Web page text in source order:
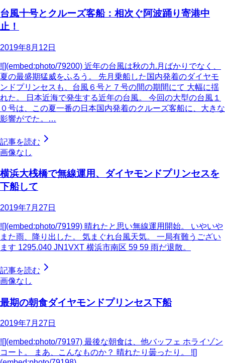
台風十号とクルーズ客船：相次ぐ阿波踊り寄港中
止！
2019年8月12日
![](embed:photo/79200) 近年の台風は秋の九月ばかりでなく、
夏の最盛期猛威をふるう。 先月乗船した国内発着のダイヤモ
ンドプリンセスも、台風６号と７号の間の期間にて 大幅に揺
れた。 日本近海で発生する近年の台風。 今回の大型の台風１
０号は、この夏一番の日本国内発着のクルーズ客船に、大きな
影響がでた。…
記事を読む
画像なし
横浜大桟橋で無線運用、ダイヤモンドプリンセスを
下船して
2019年7月27日
![](embed:photo/79199) 晴れたと思い無線運用開始。 いやいや
また雨、降り出した。 気まぐれ台風天気。 一局有難うござい
ます 1295.040 JN1VXT 横浜市南区 59 59 雨だ退散。
記事を読む
画像なし
最期の朝食ダイヤモンドプリンセス下船
2019年7月27日
![](embed:photo/79197) 最後な朝食は、他バッフェ ホライゾン
コート。 まあ、こんなものか？ 晴れたり曇ったり。 ![]